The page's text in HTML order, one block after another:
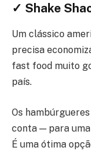
✓ Shake
Um clássico
precisa
fast food muito
país.
Os
conta — para uma
É uma ótima